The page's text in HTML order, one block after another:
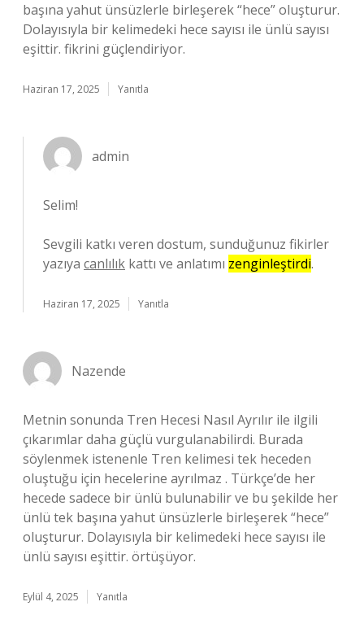
başına yahut ünsüzlerle birleşerek “hece” oluşturur.
Dolayısıyla bir kelimedeki hece sayısı ile ünlü sayısı
eşittir. fikrini güçlendiriyor.
Haziran 17, 2025 Yanıtla
admin
Selim!
Sevgili katkı veren dostum, sunduğunuz fikirler
yazıya canlılık kattı ve anlatımı zenginleştirdi.
Haziran 17, 2025 Yanıtla
Nazende
Metnin sonunda Tren Hecesi Nasıl Ayrılır ile ilgili
çıkarımlar daha güçlü vurgulanabilirdi. Burada
söylenmek istenenle Tren kelimesi tek heceden
oluştuğu için hecelerine ayrılmaz . Türkçe’de her
hecede sadece bir ünlü bulunabilir ve bu şekilde her
ünlü tek başına yahut ünsüzlerle birleşerek “hece”
oluşturur. Dolayısıyla bir kelimedeki hece sayısı ile
ünlü sayısı eşittir. örtüşüyor.
Eylül 4, 2025 Yanıtla